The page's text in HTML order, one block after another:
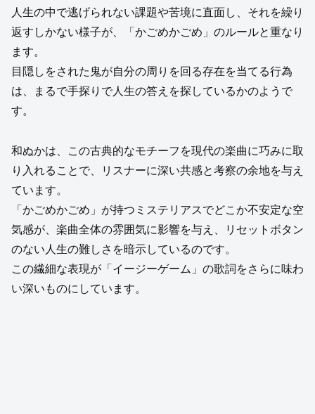
人生の中で逃げられない課題や苦境に直面し、それを繰り
返すしかない様子が、「かごめかごめ」のルールと重なり
ます。
目隠しをされた鬼が自分の周りを回る存在を当てる行為
は、まるで手探りで人生の答えを探しているかのようで
す。
和ぬかは、この古典的なモチーフを現代の楽曲に巧みに取
り入れることで、リスナーに深い共感と考察の余地を与え
ています。
「かごめかごめ」が持つミステリアスでどこか不安定な空
気感が、楽曲全体の雰囲気に影響を与え、リセットボタン
のない人生の難しさを暗示しているのです。
この繊細な表現が「イージーゲーム」の歌詞をさらに味わ
い深いものにしています。